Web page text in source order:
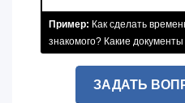
Пример: Как сделать
знакомого? Какие
ЗАДАТЬ